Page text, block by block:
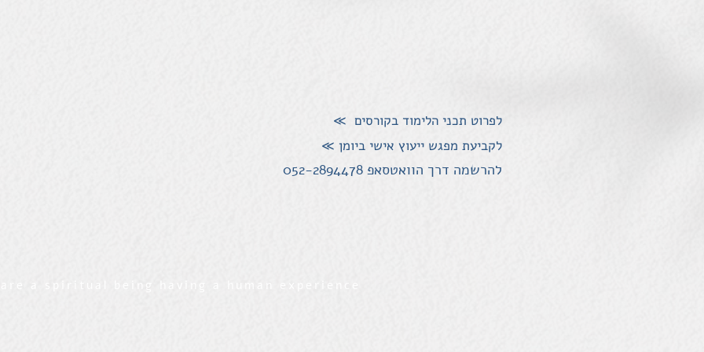
לפרוט תכני הלימוד בקורסים ≫
לקביעת מפגש ייעוץ אישי ביומן ≫
להרשמה דרך הוואטסאפ 052-2894478